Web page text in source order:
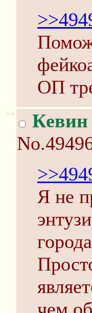
ОП
>> Кевин
Я не